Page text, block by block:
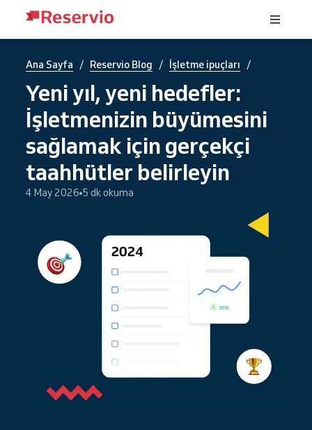
Ana Sayfa / Reservio Blog / İşletme ipuçları /
Yeni yıl, yeni hedefler:
İşletmenizin büyümesini
sağlamak için gerçekçi
taahhütler belirleyin
4 May 2026 5 dk okuma